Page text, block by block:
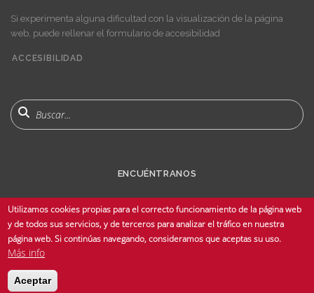
Si experimenta alguna dificultad con la visualización de la página
web, puede rellenar el formulario de accesibilidad
menu
ACCESIBILIDAD
Buscar
ENCUÉNTRANOS
© Copyright 2025 Universidad de Sevilla - Todos los derechos reservados -
Utilizamos cookies propias para el correcto funcionamiento de la página web
y de todos sus servicios, y de terceros para analizar el tráfico en nuestra
página web. Si continúas navegando, consideramos que aceptas su uso.
Más info
Aceptar